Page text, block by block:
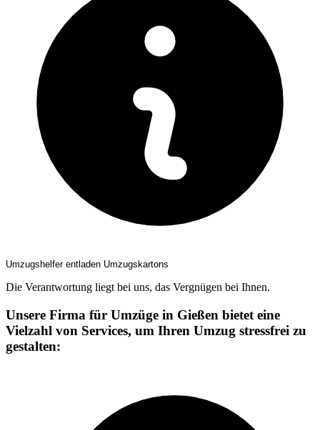
Umzugshelfer entladen Umzugskartons
Die Verantwortung liegt bei uns, das Vergnügen bei Ihnen.
Unsere Firma für Umzüge in Gießen bietet eine
Vielzahl von Services, um Ihren Umzug stressfrei zu
gestalten: